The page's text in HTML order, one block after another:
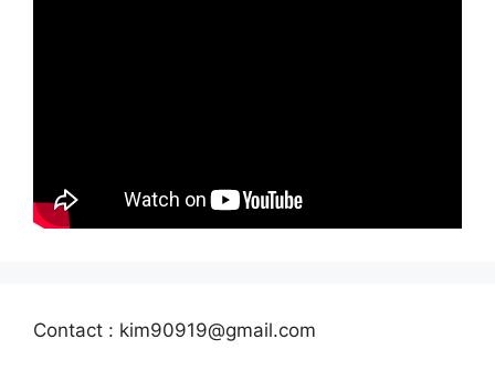
Contact : kim90919@gmail.com